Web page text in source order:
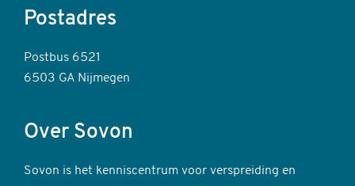
Postadres
Postbus 6521
6503 GA Nijmegen
Over Sovon
Sovon is het kenniscentrum voor verspreiding en